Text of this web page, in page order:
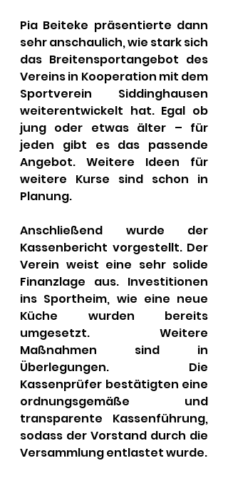
Pia Beiteke präsentierte dann
sehr anschaulich, wie stark sich
das Breitensportangebot des
Vereins in Kooperation mit dem
Sportverein Siddinghausen
weiterentwickelt hat. Egal ob
jung oder etwas älter – für
jeden gibt es das passende
Angebot. Weitere Ideen für
weitere Kurse sind schon in
Planung.
Anschließend wurde der
Kassenbericht vorgestellt. Der
Verein weist eine sehr solide
Finanzlage aus. Investitionen
ins Sportheim, wie eine neue
Küche wurden bereits
umgesetzt. Weitere
Maßnahmen sind in
Überlegungen. Die
Kassenprüfer bestätigten eine
ordnungsgemäße und
transparente Kassenführung,
sodass der Vorstand durch die
Versammlung entlastet wurde.